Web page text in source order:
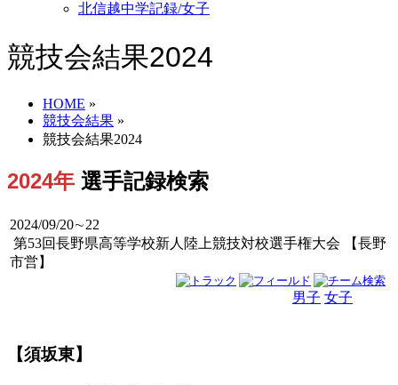
北信越中学記録/女子
競技会結果2024
HOME »
競技会結果 »
競技会結果2024
2024年 選手記録検索
2024/09/20∼22
第53回長野県高等学校新人陸上競技対校選手権大会 【長野
市営】
男子 女子
【須坂東】